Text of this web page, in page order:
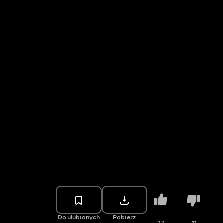
Do ulubionych Pobierz